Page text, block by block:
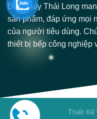
Điện Máy Thái Long
sản phẩm, đáp ứng mọi
của người tiêu dùng.
thiết bị bếp công nghiệp
Thiết Kế